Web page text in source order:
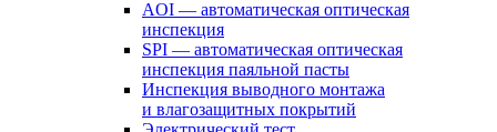
AOI — автоматическая оптическая
инспекция
SPI — автоматическая оптическая
инспекция паяльной пасты
Инспекция выводного монтажа
и влагозащитных покрытий